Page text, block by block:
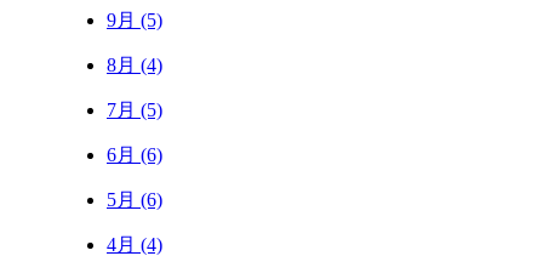
9月 (5)
8月 (4)
7月 (5)
6月 (6)
5月 (6)
4月 (4)